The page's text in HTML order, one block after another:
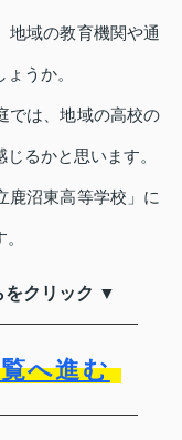
地域の教育機関や通
うか。
では、地域の高校の
るかと思います。
鹿沼東高等学校」に
をクリック ▼
へ進む